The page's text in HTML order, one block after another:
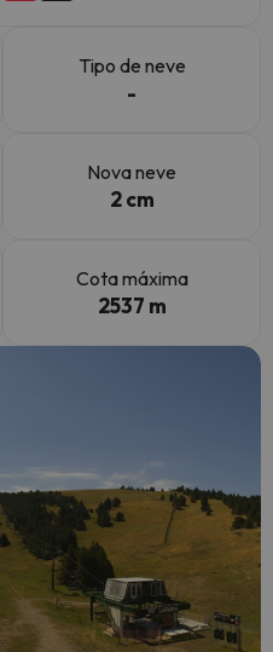
Tipo de neve
-
Nova neve
2 cm
Cota máxima
2537 m